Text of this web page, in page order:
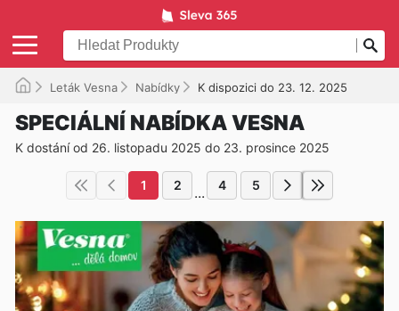
Leták Vesna Nabídky K dispozici do 23. 12. 2025
SPECIÁLNÍ NABÍDKA VESNA
K dostání od 26. listopadu 2025 do 23. prosince 2025
1 2 ... 4 5